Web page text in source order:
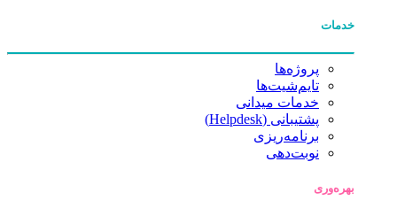
خدمات
پروژه‌ها
تایم‌شیت‌ها
خدمات میدانی
پشتیبانی (Helpdesk)
برنامه‌ریزی
نوبت‌دهی
بهره‌وری